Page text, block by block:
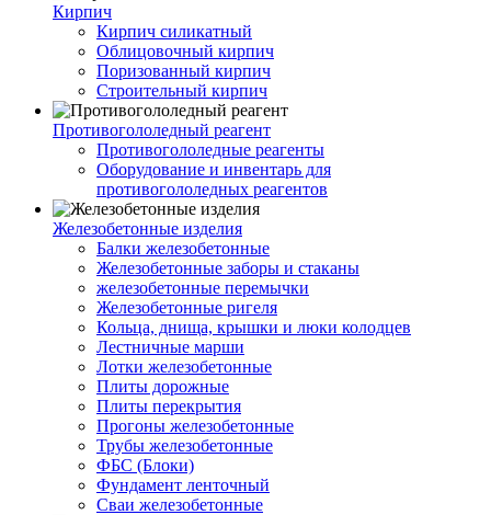
Кирпич
Кирпич силикатный
Облицовочный кирпич
Поризованный кирпич
Строительный кирпич
Противогололедный реагент
Противогололедные реагенты
Оборудование и инвентарь для
противогололедных реагентов
Железобетонные изделия
Балки железобетонные
Железобетонные заборы и стаканы
железобетонные перемычки
Железобетонные ригеля
Кольца, днища, крышки и люки колодцев
Лестничные марши
Лотки железобетонные
Плиты дорожные
Плиты перекрытия
Прогоны железобетонные
Трубы железобетонные
ФБС (Блоки)
Фундамент ленточный
Сваи железобетонные